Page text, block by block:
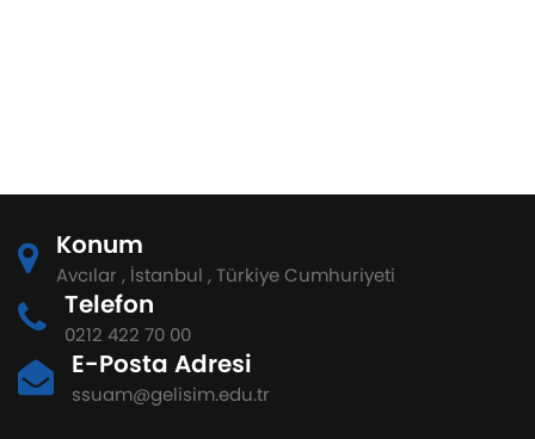
Konum
Avcılar , İstanbul , Türkiye Cumhuriyeti
Telefon
0212 422 70 00
E-Posta Adresi
ssuam@gelisim.edu.tr